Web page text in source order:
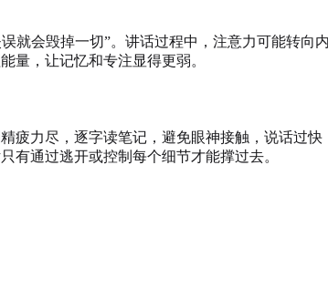
就会毁掉一切”。讲话过程中，注意力可能转向
量，让记忆和专注显得更弱。
疲力尽，逐字读笔记，避免眼神接触，说话过
有通过逃开或控制每个细节才能撑过去。